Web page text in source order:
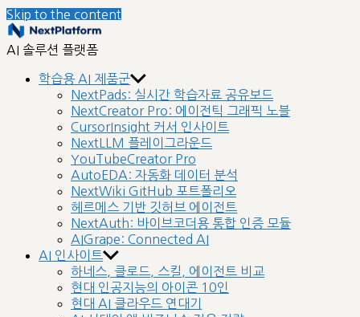
Skip to the content
AI 솔루션 플랫폼
학습용 AI 제품군
NextPads: 실시간 학습자료 공유보드
NextCreator Pro: 에이전틱 그래픽 노블
CursorInsight 커서 인사이트
NextLLM 플레이그라운드
YouTubeCreator Pro
AutoEDA: 자동화 데이터 분석
NextWiki GitHub 포트폴리오
헤르메스 기반 깃허브 에이전트
NextAuth: 바이브코더용 통합 인증 모듈
AIGrape: Connected AI
AI 인사이트
하네스, 클로드, 스킬, 에이전트 비교
현대 인공지능의 아이콘 10인
현대 AI 클라우드 연대기